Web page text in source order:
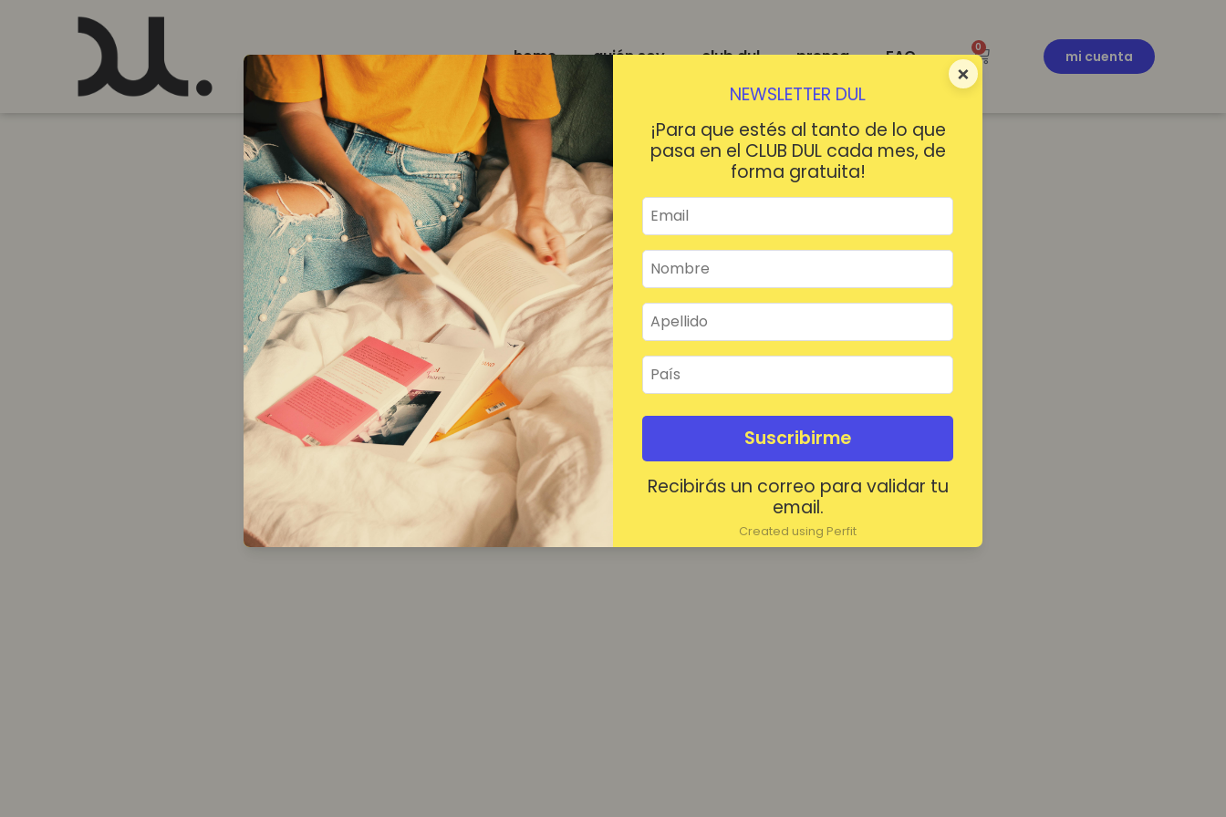
×
NEWSLETTER DUL
¡Para que estés al tanto de lo que
pasa en el CLUB DUL cada mes, de
forma gratuita!
Suscribirme
Recibirás un correo para validar tu
email.
Created using Perfit
home quién soy club dul prensa FAQ 0
mi cuenta
¡HOLA!
Mantenerme conectado ¿Contraseña olvidada?
Acceder